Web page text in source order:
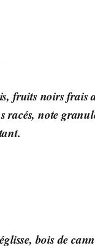
fruits noirs frais
racés, note
bois de